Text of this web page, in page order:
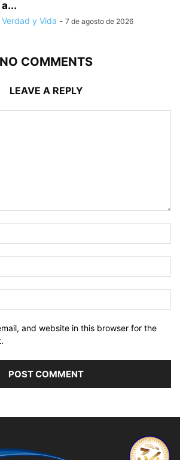
a...
Verdad y Vida - 7 de agosto de 2026
NO COMMENTS
LEAVE A REPLY
and website in this browser for the